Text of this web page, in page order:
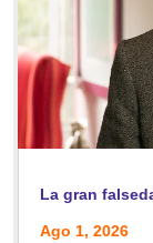
La gran
Ago 1, 2026